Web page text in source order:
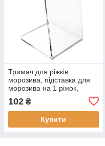
Тримач для ріжків
морозива, підставка для
морозива на 1 ріжок,
102 ₴
Купити